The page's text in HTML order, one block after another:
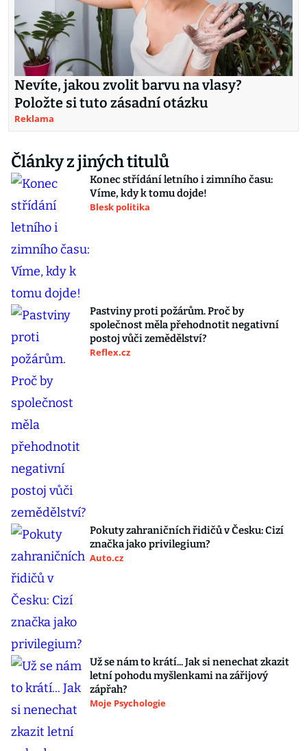
Nevíte, jakou zvolit barvu na vlasy?
Položte si tuto zásadní otázku
Reklama
Články z jiných titulů
Konec střídání letního i zimního času:
Víme, kdy k tomu dojde!
Blesk politika
Pastviny proti požárům. Proč by
společnost měla přehodnotit negativní
postoj vůči zemědělství?
Reflex.cz
Pokuty zahraničních řidičů v Česku: Cizí
značka jako privilegium?
Auto.cz
Už se nám to krátí... Jak si nenechat zkazit
letní pohodu myšlenkami na zářijový
zápřah?
Moje Psychologie